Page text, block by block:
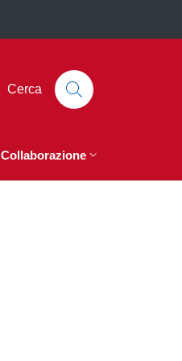
Cerca
Collaborazione